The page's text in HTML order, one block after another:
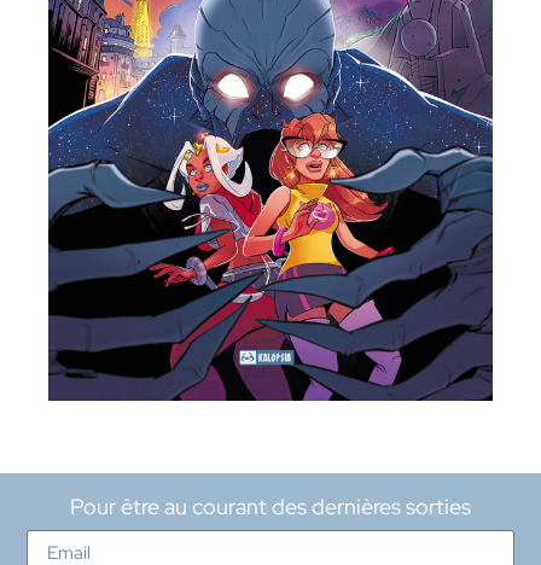
Pour être au courant des dernières sorties